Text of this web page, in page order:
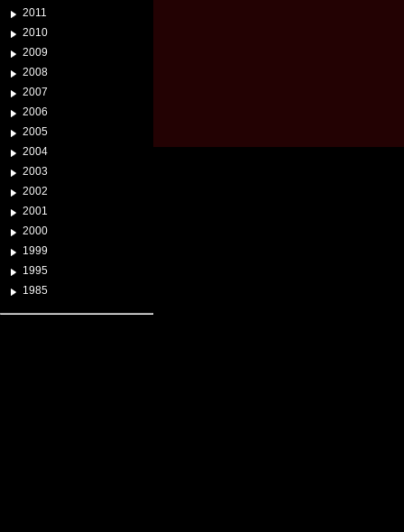
2011
2010
2009
2008
2007
2006
2005
2004
2003
2002
2001
2000
1999
1995
1985